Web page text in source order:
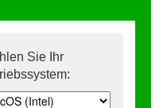
Sie Ihr